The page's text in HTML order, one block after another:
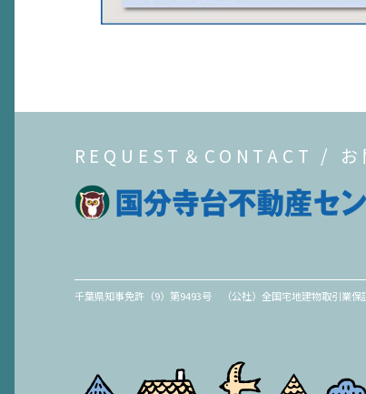
REQUEST＆CONTACT / お
千葉県知事免許（9）第9493号 （公社）全国宅地建物取引業